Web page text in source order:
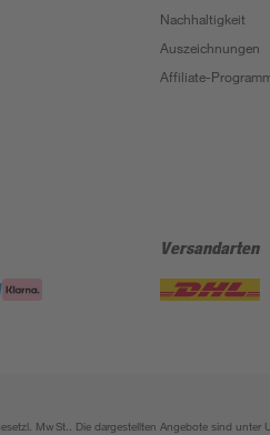
Nachhaltigkeit
Auszeichnungen
Affiliate-
Versandarten
MwSt.. Die dargestellten Angebote sind